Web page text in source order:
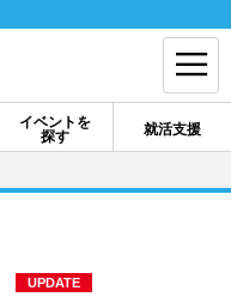
イベントを
探す
就活支援
ログイン
UPDATE